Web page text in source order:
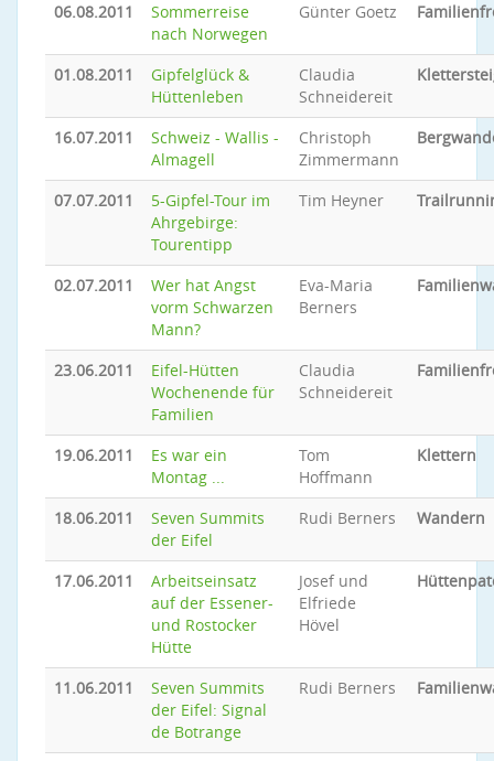
06.08.2011
Sommerreise
nach Norwegen
Günter Goetz
01.08.2011
Gipfelglück &
Hüttenleben
Claudia
Schneidereit
16.07.2011
Schweiz - Wallis -
Almagell
Christoph
Zimmermann
07.07.2011
5-Gipfel-Tour im
Ahrgebirge:
Tourentipp
Tim Heyner
02.07.2011
Wer hat Angst
vorm Schwarzen
Mann?
Eva-Maria
Berners
23.06.2011
Eifel-Hütten
Wochenende für
Familien
Claudia
Schneidereit
19.06.2011
Es war ein
Montag ...
Tom
Hoffmann
Klettern
18.06.2011
Seven Summits
der Eifel
Rudi Berners Wandern
17.06.2011
Arbeitseinsatz
auf der Essener-
und Rostocker
Hütte
Josef und
Elfriede
Hövel
11.06.2011
Seven Summits
der Eifel: Signal
de Botrange
Rudi Berners